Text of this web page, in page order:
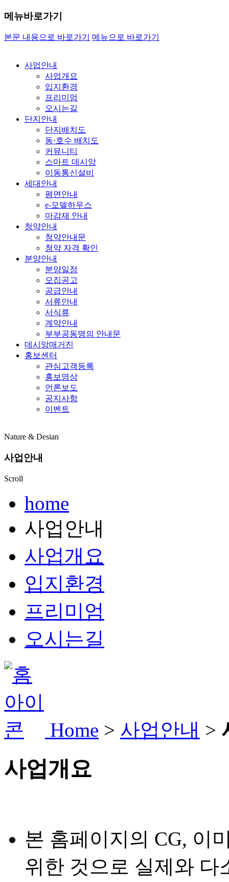
메뉴바로가기
본문 내용으로 바로가기 메뉴으로 바로가기
사업안내
사업개요
입지환경
프리미엄
오시는길
단지안내
단지배치도
동·호수 배치도
커뮤니티
스마트 데시앙
이동통신설비
세대안내
평면안내
e-모델하우스
마감재 안내
청약안내
청약안내문
청약 자격 확인
분양안내
분양일정
모집공고
공급안내
서류안내
서식류
계약안내
부부공동명의 안내문
데시앙매거진
홍보센터
관심고객등록
홍보영상
언론보도
공지사항
이벤트
Nature & Desian
사업안내
Scroll
home
사업안내
사업개요
입지환경
프리미엄
오시는길
Home > 사업안내 >
사업개요
본 홈페이지의 CG, 이
위한 것으로 실제와 다